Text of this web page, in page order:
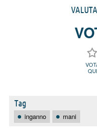
Tag
inganno mani